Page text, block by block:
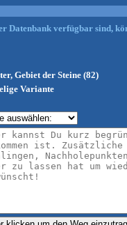
Datenbank verfügbar sind,
Gebiet der Steine (82)
Variante